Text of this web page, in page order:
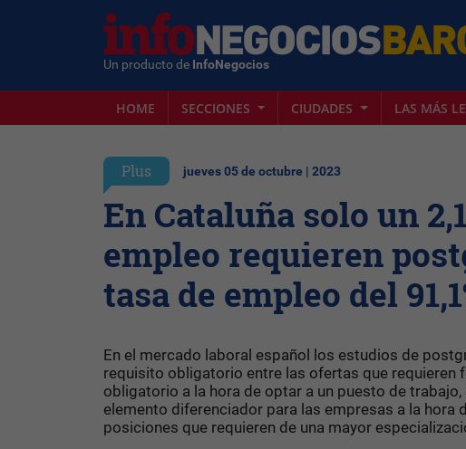
Un producto de InfoNegocios
HOME SECCIONES CIUDADES LAS MÁS
Plus jueves 05 de octubre | 2023
En Cataluña solo un
empleo requieren
tasa de empleo del
En el mercado laboral español los estudios de
requisito obligatorio entre las ofertas que requieren
obligatorio a la hora de optar a un puesto de
elemento diferenciador para las empresas a la hora
posiciones que requieren de una mayor